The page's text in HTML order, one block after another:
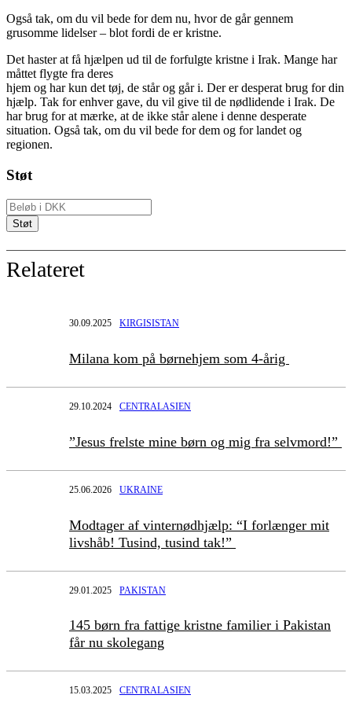
Også tak, om du vil bede for dem nu, hvor de går gennem
grusomme lidelser – blot fordi de er kristne.
Det haster at få hjælpen ud til de forfulgte kristne i Irak. Mange har
måttet flygte fra deres
hjem og har kun det tøj, de står og går i. Der er desperat brug for din
hjælp. Tak for enhver gave, du vil give til de nødlidende i Irak. De
har brug for at mærke, at de ikke står alene i denne desperate
situation. Også tak, om du vil bede for dem og for landet og
regionen.
Støt
Relateret
30.09.2025 KIRGISISTAN
Milana kom på børnehjem som 4-årig
29.10.2024 CENTRALASIEN
”Jesus frelste mine børn og mig fra selvmord!”
25.06.2026 UKRAINE
Modtager af vinternødhjælp: “I forlænger mit
livshåb! Tusind, tusind tak!”
29.01.2025 PAKISTAN
145 børn fra fattige kristne familier i Pakistan
får nu skolegang
15.03.2025 CENTRALASIEN